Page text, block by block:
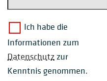
Ich habe die
Informationen zum
Datenschutz zur
Kenntnis genommen.